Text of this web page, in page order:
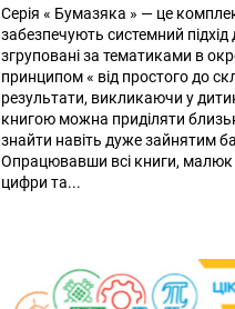
Серія « Бумазяка » — це
забезпечують системний
згруповані за тематиками в
принципом « від простого до
результати, викликаючи у
книгою можна приділяти
знайти навіть дуже зайнятим
Опрацювавши всі книги, малюк
цифри та...